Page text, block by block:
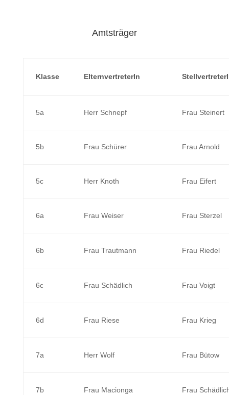
Amtsträger
Klasse ElternvertreterIn
5a Herr Schnepf Frau Steinert
5b Frau Schürer Frau Arnold
5c Herr Knoth Frau Eifert
6a Frau Weiser Frau Sterzel
6b Frau Trautmann Frau Riedel
6c Frau Schädlich Frau Voigt
6d Frau Riese Frau Krieg
7a Herr Wolf Frau Bütow
7b Frau Macionga Frau